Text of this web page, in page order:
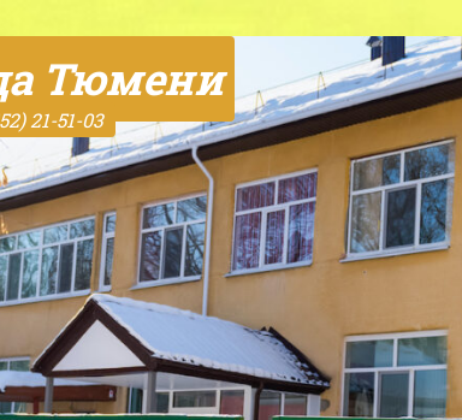
Тюмени
21-51-03